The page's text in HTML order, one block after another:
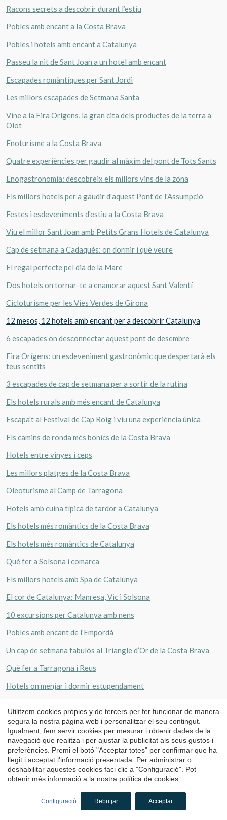
Racons secrets a descobrir durant l’estiu
Pobles amb encant a la Costa Brava
Pobles i hotels amb encant a Catalunya
Passeu la nit de Sant Joan a un hotel amb encant
Escapades romàntiques per Sant Jordi
Les millors escapades de Setmana Santa
Vine a la Fira Orígens, la gran cita dels productes de la terra a
Olot
Enoturisme a la Costa Brava
Quatre experiències per gaudir al màxim del pont de Tots Sants
Enogastronomia: descobreix els millors vins de la zona
Els millors hotels per a gaudir d'aquest Pont de l'Assumpció
Festes i esdeveniments d'estiu a la Costa Brava
Viu el millor Sant Joan amb Petits Grans Hotels de Catalunya
Cap de setmana a Cadaqués: on dormir i què veure
El regal perfecte pel dia de la Mare
Dos hotels on tornar-te a enamorar aquest Sant Valentí
Cicloturisme per les Vies Verdes de Girona
12 mesos, 12 hotels amb encant per a descobrir Catalunya
6 escapades on desconnectar aquest pont de desembre
Fira Orígens: un esdeveniment gastronòmic que despertarà els
teus sentits
3 escapades de cap de setmana per a sortir de la rutina
Els hotels rurals amb més encant de Catalunya
Escapa't al Festival de Cap Roig i viu una experiència única
Els camins de ronda més bonics de la Costa Brava
Hotels entre vinyes i ceps
Les millors platges de la Costa Brava
Oleoturisme al Camp de Tarragona
Hotels amb cuina típica de tardor a Catalunya
Els hotels més romàntics de la Costa Brava
Els hotels més romàntics de Catalunya
Què fer a Solsona i comarca
Els millors hotels amb Spa de Catalunya
El cor de Catalunya: Manresa, Vic i Solsona
10 excursions per Catalunya amb nens
Pobles amb encant de l’Empordà
Un cap de setmana fabulós al Triangle d’Or de la Costa Brava
Què fer a Tarragona i Reus
Hotels on menjar i dormir estupendament
5 Escapades per Setmana Santa
Utilitzem cookies pròpies y de tercers per fer funcionar de manera
segura la nostra pàgina web i personalitzar el seu contingut.
Igualment, fem servir cookies per mesurar i obtenir dades de la
navegació que realitza i per ajustar la publicitat als seus gustos i
preferències. Premi el botó "Acceptar totes" per confirmar que ha
llegit i acceptat l'informació presentada. Per administrar o
deshabilitar aquestes cookies faci clic a "Configuració". Pot
obtenir més informació a la nostra política de cookies
Configuració Rebutjar Acceptar
Guardar configuració Acceptar totes